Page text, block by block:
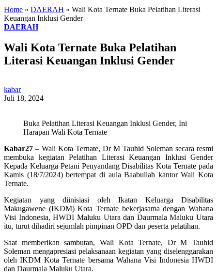
Home » DAERAH » Wali Kota Ternate Buka Pelatihan Literasi
Keuangan Inklusi Gender
DAERAH
Wali Kota Ternate Buka Pelatihan
Literasi Keuangan Inklusi Gender
kabar
Juli 18, 2024
Buka Pelatihan Literasi Keuangan Inklusi Gender, Ini
Harapan Wali Kota Ternate
Kabar27 – Wali Kota Ternate, Dr M Tauhid Soleman secara resmi
membuka kegiatan Pelatihan Literasi Keuangan Inklusi Gender
Kepada Keluarga Petani Penyandang Disabilitas Kota Ternate pada
Kamis (18/7/2024) bertempat di aula Baabullah kantor Wali Kota
Ternate.
Kegiatan yang diinisiasi oleh Ikatan Keluarga Disabilitas
Makugawene (IKDM) Kota Ternate bekerjasama dengan Wahana
Visi Indonesia, HWDI Maluku Utara dan Daurmala Maluku Utara
itu, turut dihadiri sejumlah pimpinan OPD dan peserta pelatihan.
Saat memberikan sambutan, Wali Kota Ternate, Dr M Tauhid
Soleman mengapresiasi pelaksanaan kegiatan yang diselenggarakan
oleh IKDM Kota Ternate bersama Wahana Visi Indonesia HWDI
dan Daurmala Maluku Utara.